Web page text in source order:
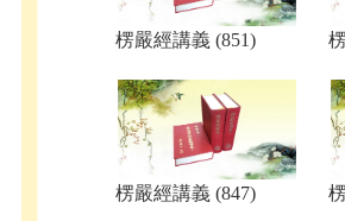
楞嚴經講義 (851)
楞嚴經講義 (847)